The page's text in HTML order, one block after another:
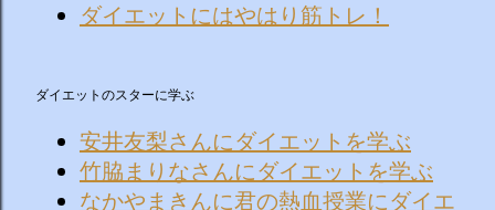
ダイエットにはやはり筋トレ！
ダイエットのスターに学ぶ
安井友梨さんにダイエットを学ぶ
竹脇まりなさんにダイエットを学ぶ
なかやまきんに君の熱血授業にダイエ